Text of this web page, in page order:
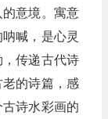
意境。寓意
喊，是心灵
传递古代诗
的诗篇，感
诗水彩画的